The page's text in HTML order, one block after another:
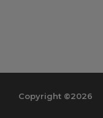
Copyright ©2026